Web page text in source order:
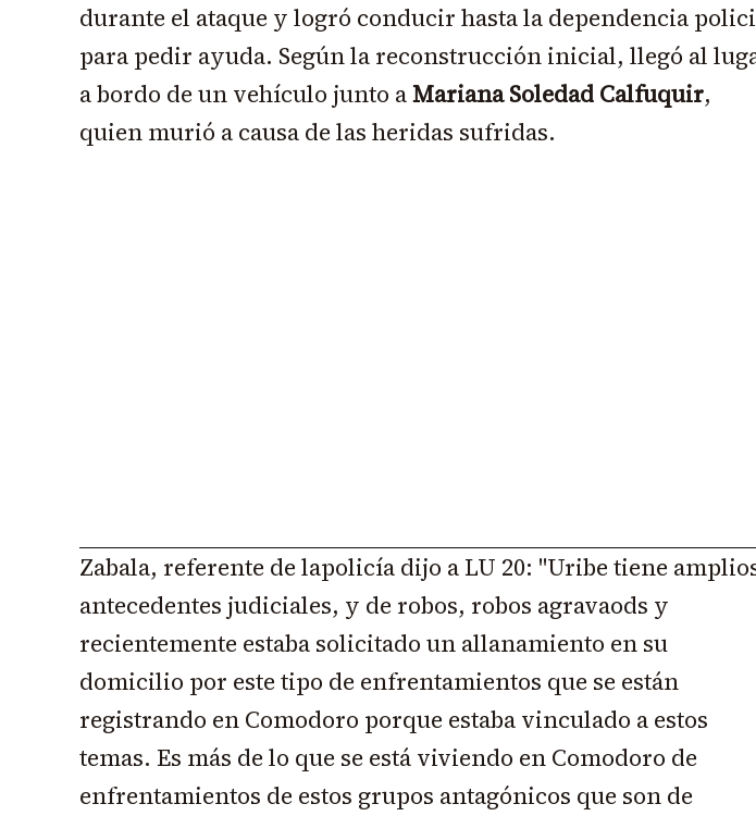
durante el ataque y logró conducir hasta la dependencia
para pedir ayuda. Según la reconstrucción inicial, llegó al
a bordo de un vehículo junto aMariana Soledad Calfuquir,
quien murió a causa de las heridas sufridas.
Zabala, referente de lapolicía dijo a LU 20: "Uribe tiene
antecedentes judiciales, y de robos, robos agravaods y
recientemente estaba solicitado un allanamiento en su
domicilio por este tipo de enfrentamientos que se están
registrando en Comodoro porque estaba vinculado a estos
temas. Es más de lo que se está viviendo en Comodoro de
enfrentamientos de estos grupos antagónicos que son de